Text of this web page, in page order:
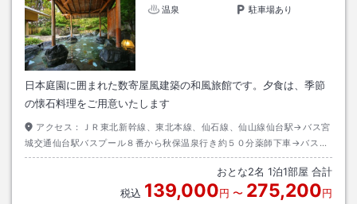
温泉
駐車場あり
日本庭園に囲まれた数寄屋風建築の和風旅館です。夕食は、季節
の懐石料理をご用意いたします
アクセス：
ＪＲ東北新幹線、東北本線、仙石線、仙山線仙台駅→バス宮
城交通仙台駅バスプール８番から秋保温泉行き約５０分薬師下車→バスタ
ケヤ交通「西部ライナー」仙台からかわさきまち行き約４０分秋保里セン
おとな2名 1泊1部屋 合計
税込 139,000円 〜 275,200円